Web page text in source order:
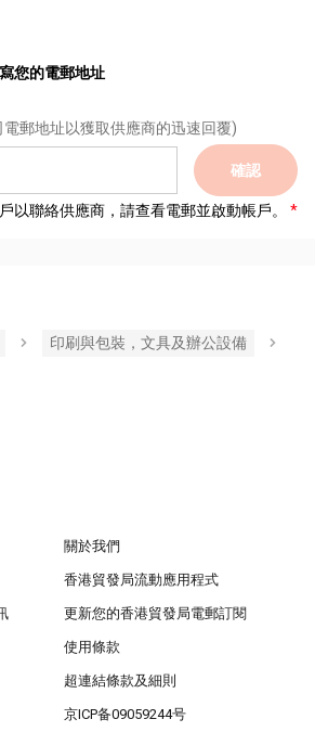
您的電郵地址
郵地址以獲取供應商的迅速回覆)
確認
以聯絡供應商，請查看電郵並啟動帳戶。
印刷與包裝，文具及辦公設備
關於我們
香港貿發局流動應用程式
更新您的香港貿發局電郵訂閱
使用條款
超連結條款及細則
京ICP备09059244号